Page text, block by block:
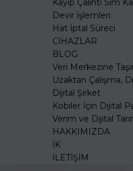
Kayıp Çalıntı Sim
Devir İşlemleri
Hat İptal Süreci
CİHAZLAR
BLOG
Veri Merkezine
Uzaktan Çalışma,
Dijital Şirket
Kobiler İçin Dijital
Verim ve Dijital
HAKKIMIZDA
İK
İLETİŞİM